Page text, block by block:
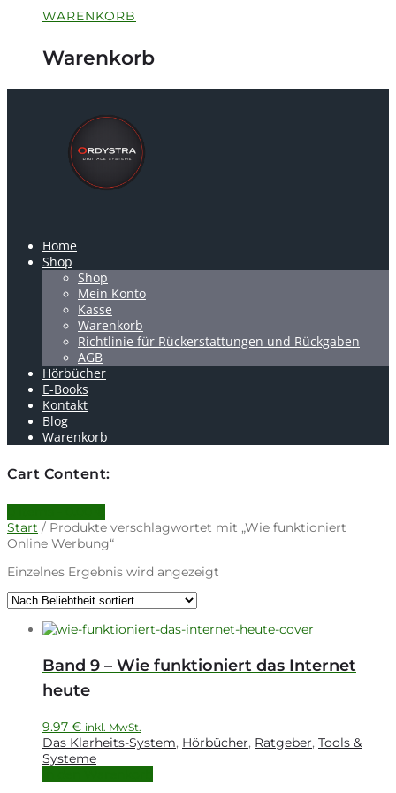
WARENKORB
Warenkorb
Home
Shop
Shop
Mein Konto
Kasse
Warenkorb
Richtlinie für Rückerstattungen und Rückgaben
AGB
Hörbücher
E-Books
Kontakt
Blog
Warenkorb
Cart Content:
Start / Produkte verschlagwortet mit „Wie funktioniert
Online Werbung“
Einzelnes Ergebnis wird angezeigt
Band 9 – Wie funktioniert das Internet
heute
9.97 € inkl. MwSt.
Das Klarheits-System, Hörbücher, Ratgeber, Tools &
Systeme